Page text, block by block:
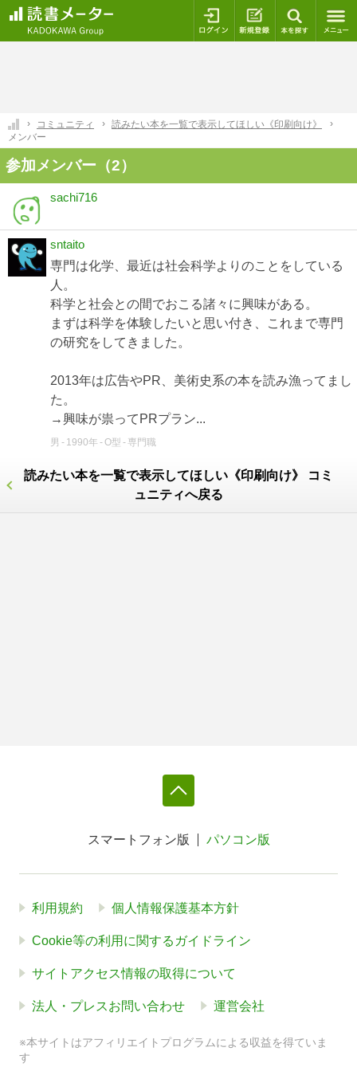
ログイン 新規登録
コミュニティ
読みたい本を一覧で表示してほしい《印刷向け》
メンバー
参加メンバー（2）
sachi716
sntaito
専門は化学、最近は社会科学よりのことをしている
人。
科学と社会との間でおこる諸々に興味がある。
まずは科学を体験したいと思い付き、これまで専門
の研究をしてきました。
2013年は広告やPR、美術史系の本を読み漁ってまし
た。
→興味が祟ってPRプラン...
男 1990年 O型 専門職
読みたい本を一覧で表示してほしい《印刷向け》 コミ
ュニティへ戻る
スマートフォン版 パソコン版
利用規約 個人情報保護基本方針
Cookie等の利用に関するガイドライン
サイトアクセス情報の取得について
法人・プレスお問い合わせ 運営会社
※本サイトはアフィリエイトプログラムによる収益を得ていま
す